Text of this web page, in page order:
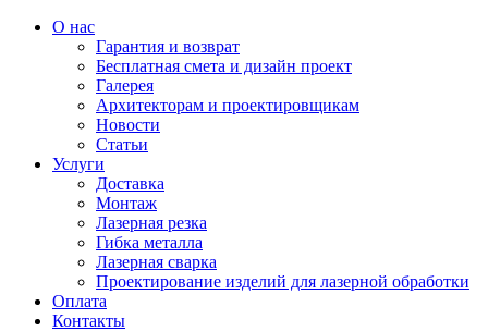
О нас
Гарантия и возврат
Бесплатная смета и дизайн проект
Галерея
Архитекторам и проектировщикам
Новости
Статьи
Услуги
Доставка
Монтаж
Лазерная резка
Гибка металла
Лазерная сварка
Проектирование изделий для лазерной обработки
Оплата
Контакты